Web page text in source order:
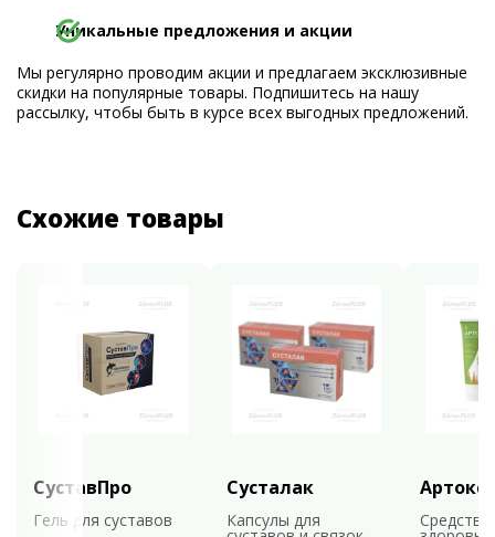
Уникальные предложения и акции
Мы регулярно проводим акции и предлагаем эксклюзивные
скидки на популярные товары. Подпишитесь на нашу
рассылку, чтобы быть в курсе всех выгодных предложений.
Схожие товары
СуставПро
Гель для суставов
Сусталак
Капсулы для
Артокс